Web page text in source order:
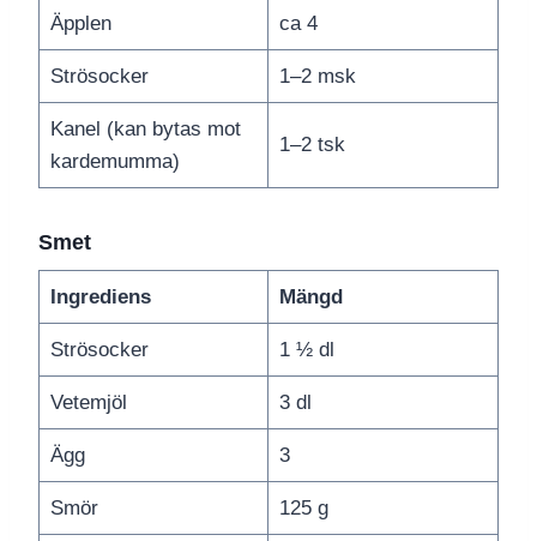
Äpplen ca 4
Strösocker 1–2 msk
Kanel (kan bytas mot
kardemumma)
1–2 tsk
Smet
Ingrediens Mängd
Strösocker 1 ½ dl
Vetemjöl 3 dl
Ägg 3
Smör 125 g